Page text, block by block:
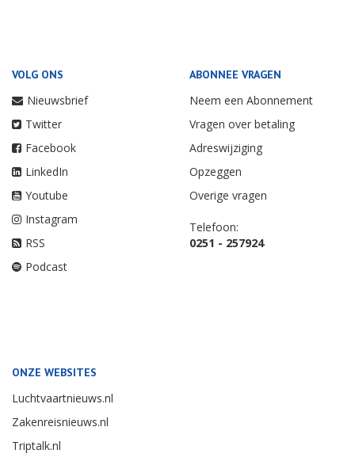
VOLG ONS
Nieuwsbrief
Twitter
Facebook
LinkedIn
Youtube
Instagram
RSS
Podcast
ABONNEE VRAGEN
Neem een Abonnement
Vragen over betaling
Adreswijziging
Opzeggen
Overige vragen
Telefoon:
0251 - 257924
ONZE WEBSITES
Luchtvaartnieuws.nl
Zakenreisnieuws.nl
Triptalk.nl